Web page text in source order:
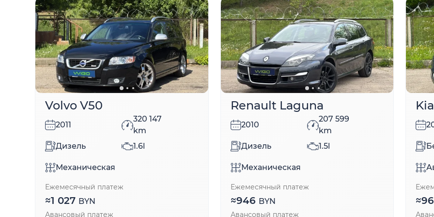
Volvo V50
2011
320 147
km
Дизель
1.6l
Механическая
Ежемесячный платеж
≈1 027 BYN
Авансовый платеж
Renault Laguna
2010
207 599
km
Дизель
1.5l
Механическая
Ежемесячный платеж
≈946 BYN
Авансовый платеж
≈